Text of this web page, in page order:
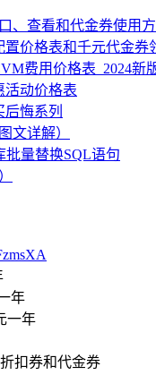
、查看和代金券使用
置价格表和千元代金券
费用价格表_2024新
活动价格表
后悔系列
文详解）
批量替换SQL语句
年
一年
扣券和代金券